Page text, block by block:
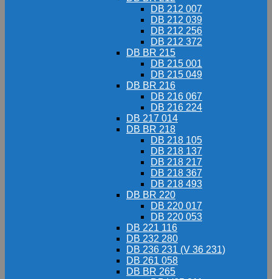
DB 212 007
DB 212 039
DB 212 256
DB 212 372
DB BR 215
DB 215 001
DB 215 049
DB BR 216
DB 216 067
DB 216 224
DB 217 014
DB BR 218
DB 218 105
DB 218 137
DB 218 217
DB 218 367
DB 218 493
DB BR 220
DB 220 017
DB 220 053
DB 221 116
DB 232 280
DB 236 231 (V 36 231)
DB 261 058
DB BR 265